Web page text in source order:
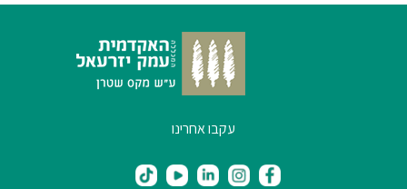
עקבו אחרינו